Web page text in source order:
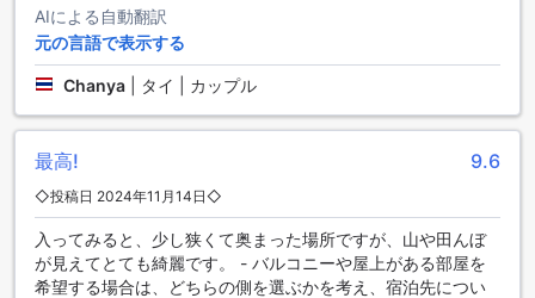
グリーンシーズンリゾートチェンライのバーベキュー施設
グリーンシーズンリゾートチェンライでは、自然の中で楽し
キューエリアは広々とした空間で、家族や友人とともにアウ
トドア料理を楽しむのに理想的です。新鮮な地元の食材や多
夜には星空の下でのバーベキューは、忘れられない特別な体
チェンライの自然に包まれる、魅力的な客室タイプ
AIによる自動翻訳
元の言語で表示する
Chanya タイ | カップル
最高! 9.6
◇投稿日 2024年11月14日◇
入ってみると、少し狭くて奥まった場所ですが、山や田んぼ
が見えてとても綺麗です。 - バルコニーや屋上がある部屋を
希望する場合は、どちらの側を選ぶかを考え、宿泊先につい